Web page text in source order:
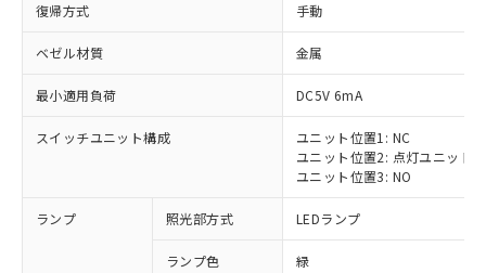
復帰方式 手動
ベゼル材質 金属
最小適用負荷 DC5V 6mA
スイッチユニット構成
ユニット位置1: NC
ユニット位置2: 点灯ユニット
ユニット位置3: NO
ランプ 照光部方式 LEDランプ
ランプ色 緑